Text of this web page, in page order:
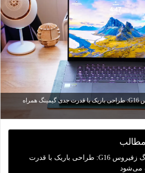
بررسی ایسوس راگ زفیروس G16: طراحی باریک با قدرت جدی گیمینگ همراه
بررسی ایسوس راگ زفیروس G16: طراحی باریک با قدرت
می‌شود